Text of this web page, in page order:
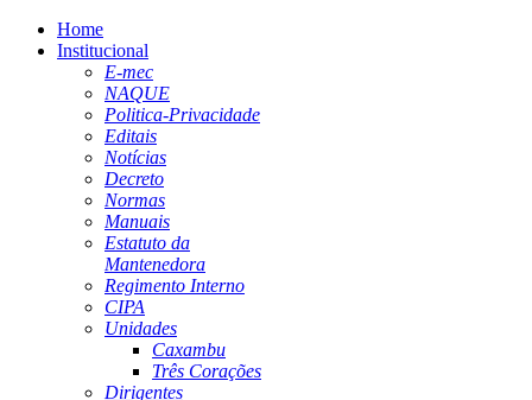
Home
Institucional
E-mec
NAQUE
Politica-Privacidade
Editais
Notícias
Decreto
Normas
Manuais
Estatuto da
Mantenedora
Regimento Interno
CIPA
Unidades
Caxambu
Três Corações
Dirigentes